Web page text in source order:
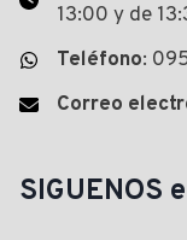
13:00 y de
Teléfono:
Correo
SIGUENOS